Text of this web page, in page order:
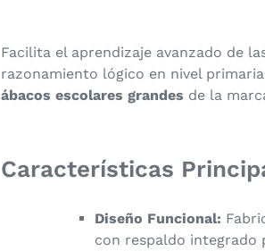
Facilita el aprendizaje avanzado de
razonamiento lógico en nivel
ábacos escolares grandes de la
​Características
Diseño Funcional:
con respaldo integrado